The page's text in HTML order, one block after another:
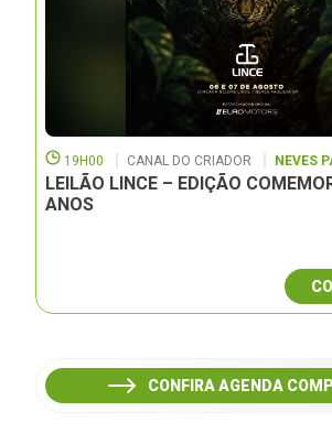
19H00 CANAL DO CRIADOR NEVES
LEILÃO LINCE – EDIÇÃO
ANOS
CONFIRA AGENDA